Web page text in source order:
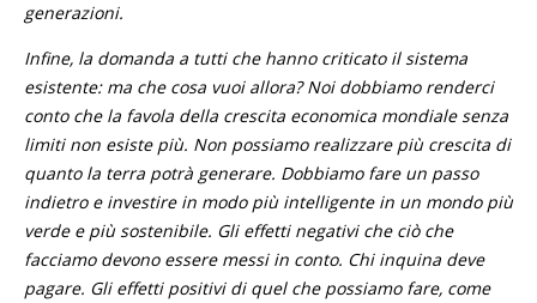
generazioni.
Infine, la domanda a tutti che hanno criticato il sistema
esistente: ma che cosa vuoi allora? Noi dobbiamo renderci
conto che la favola della crescita economica mondiale senza
limiti non esiste più. Non possiamo realizzare più crescita di
quanto la terra potrà generare. Dobbiamo fare un passo
indietro e investire in modo più intelligente in un mondo più
verde e più sostenibile. Gli effetti negativi che ciò che
facciamo devono essere messi in conto. Chi inquina deve
pagare. Gli effetti positivi di quel che possiamo fare, come